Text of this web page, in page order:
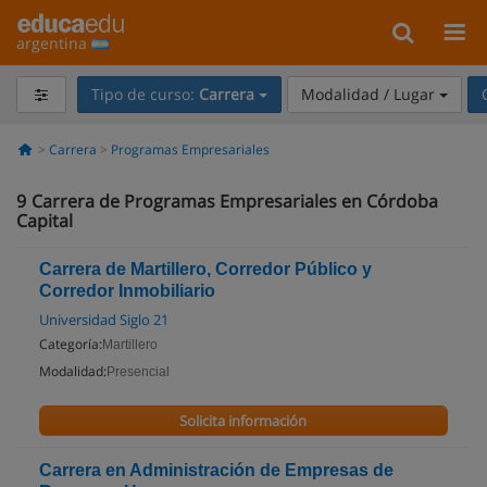
argentina
Tipo de curso: Carrera Modalidad / Lugar
Carrera Programas Empresariales
9 Carrera de Programas Empresariales en Córdoba
Capital
Carrera de Martillero, Corredor Público y
Corredor Inmobiliario
Universidad Siglo 21
Categoría: Martillero
Modalidad: Presencial
Solicita información
Carrera en Administración de Empresas de